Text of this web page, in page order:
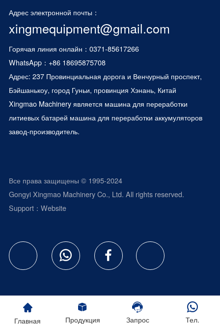
Адрес электронной почты：
xingmequipment@gmail.com
Горячая линия онлайн：0371-85617266
WhatsApp： +86 18695875708
Адрес: 237 Провинциальная дорога и Венчурный проспект,
Бэйшанькоу, город Гуньи, провинция Хэнань, Китай
Xingmao Machinery является машина для переработки
литиевых батарей машина для переработки аккумуляторов
завод-производитель.
Все права защищены © 1995-2024
Gongyi Xingmao Machinery Co., Ltd. All rights reserved.
Support： Website
Главная Продукция Запрос Тел.